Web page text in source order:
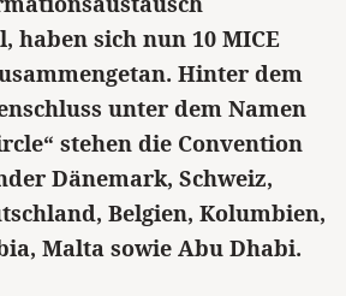
haben sich nun 10 MICE
Hinter dem
unter dem Namen
stehen die Convention
Dänemark, Schweiz,
Belgien, Kolumbien,
Malta sowie Abu Dhabi.